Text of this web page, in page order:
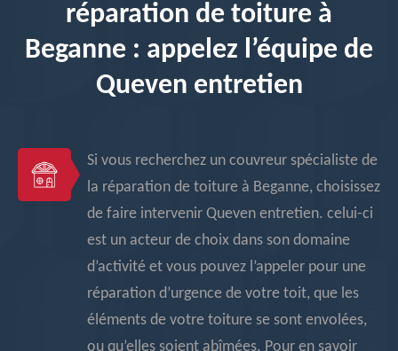
réparation de toiture à
Beganne : appelez l’équipe de
Queven entretien
Si vous recherchez un couvreur spécialiste de
la réparation de toiture à Beganne, choisissez
de faire intervenir Queven entretien. celui-ci
est un acteur de choix dans son domaine
d’activité et vous pouvez l’appeler pour une
réparation d’urgence de votre toit, que les
éléments de votre toiture se sont envolées,
ou qu’elles soient abîmées. Pour en savoir